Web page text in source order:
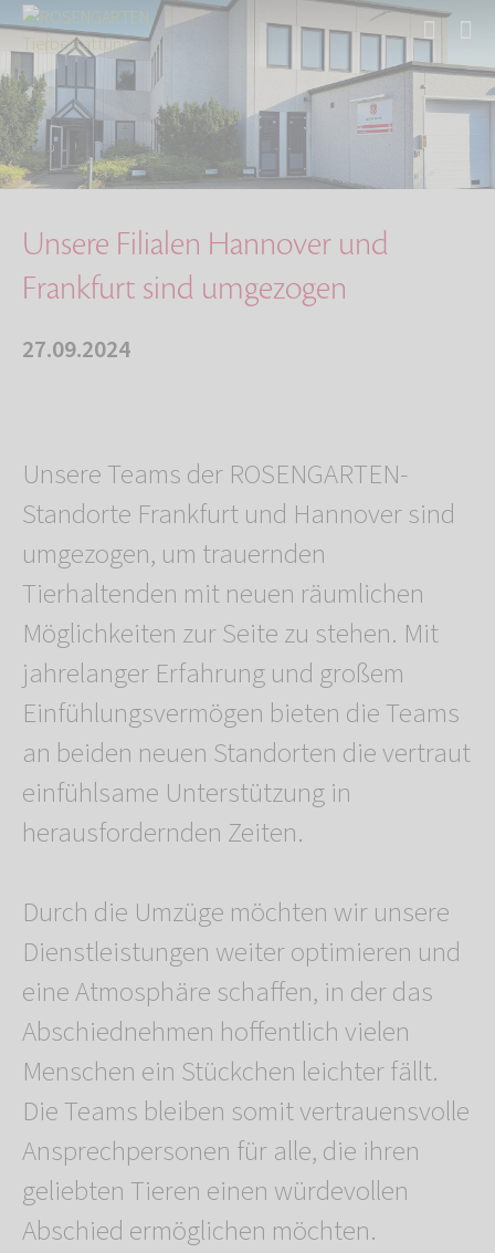
Start Über uns
Aktuelles
Unsere Filialen Hannover und Frankfurt sind u…
Unsere Filialen Hannover und
Frankfurt sind umgezogen
27.09.2024
Unsere Teams der ROSENGARTEN-
Standorte Frankfurt und Hannover sind
umgezogen, um trauernden
Tierhaltenden mit neuen räumlichen
Möglichkeiten zur Seite zu stehen. Mit
jahrelanger Erfahrung und großem
Einfühlungsvermögen bieten die Teams
an beiden neuen Standorten die vertraut
einfühlsame Unterstützung in
herausfordernden Zeiten.
Durch die Umzüge möchten wir unsere
Dienstleistungen weiter optimieren und
eine Atmosphäre schaffen, in der das
Abschiednehmen hoffentlich vielen
Menschen ein Stückchen leichter fällt.
Die Teams bleiben somit vertrauensvolle
Ansprechpersonen für alle, die ihren
geliebten Tieren einen würdevollen
Abschied ermöglichen möchten.